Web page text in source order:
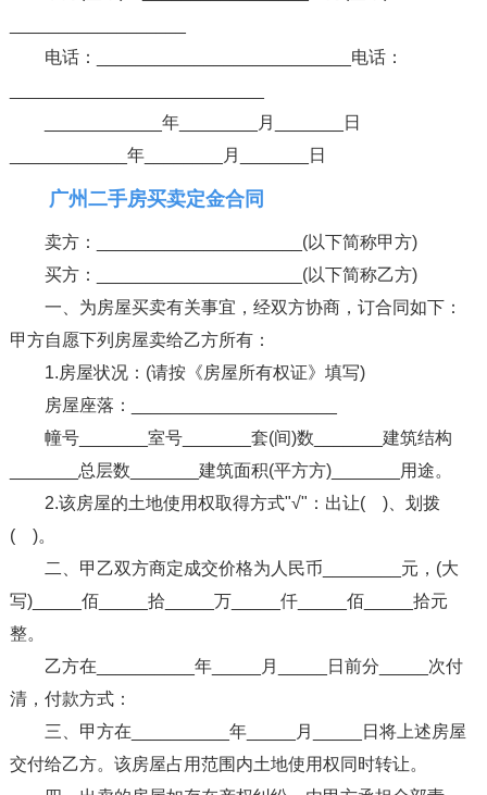
电话：__________________________电话：
____________年________月_______日
____________年________月_______日
广州二手房买卖定金合同
卖方：_____________________(以下简称甲方)
买方：_____________________(以下简称乙方)
一、为房屋买卖有关事宜，经双方协商，订合同如下：
甲方自愿下列房屋卖给乙方所有：
1.房屋状况：(请按《房屋所有权证》填写)
房屋座落：_____________________
幢号_______室号_______套(间)数_______建筑结构
_______总层数_______建筑面积(平方方)_______用途。
2.该房屋的土地使用权取得方式"√"：出让( )、划拨
( )。
二、甲乙双方商定成交价格为人民币________元，(大
写)_____佰_____拾_____万_____仟_____佰_____拾元
整。
乙方在__________年_____月_____日前分_____次付
清，付款方式：
三、甲方在__________年_____月_____日将上述房屋
交付给乙方。该房屋占用范围内土地使用权同时转让。